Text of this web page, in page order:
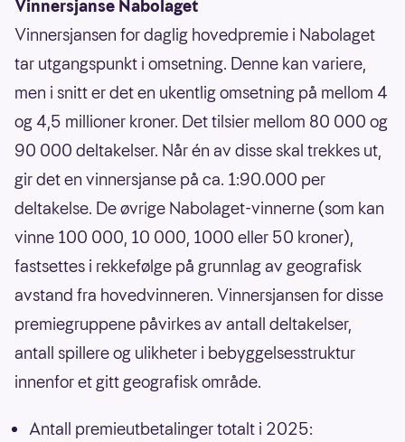
Vinnersjanse Nabolaget
Vinnersjansen for daglig hovedpremie i Nabolaget
tar utgangspunkt i omsetning. Denne kan variere,
men i snitt er det en ukentlig omsetning på mellom 4
og 4,5 millioner kroner. Det tilsier mellom 80 000 og
90 000 deltakelser. Når én av disse skal trekkes ut,
gir det en vinnersjanse på ca. 1:90.000 per
deltakelse. De øvrige Nabolaget-vinnerne (som kan
vinne 100 000, 10 000, 1000 eller 50 kroner),
fastsettes i rekkefølge på grunnlag av geografisk
avstand fra hovedvinneren. Vinnersjansen for disse
premiegruppene påvirkes av antall deltakelser,
antall spillere og ulikheter i bebyggelsesstruktur
innenfor et gitt geografisk område.
Antall premieutbetalinger totalt i 2025: